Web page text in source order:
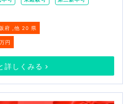
府 他 20 県
円
詳しくみる